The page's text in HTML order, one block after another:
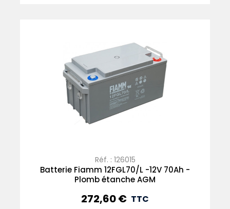
Réf. : 126015
Batterie Fiamm 12FGL70/L -12V 70Ah -
Plomb étanche AGM
Prix
272,60 € TTC